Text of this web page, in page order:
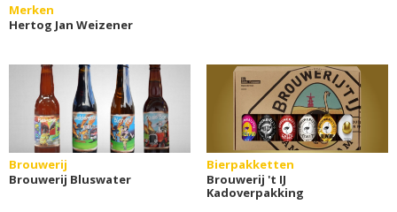
Merken
Hertog Jan Weizener
Brouwerij
Brouwerij Bluswater
Bierpakketten
Brouwerij 't IJ
Kadoverpakking